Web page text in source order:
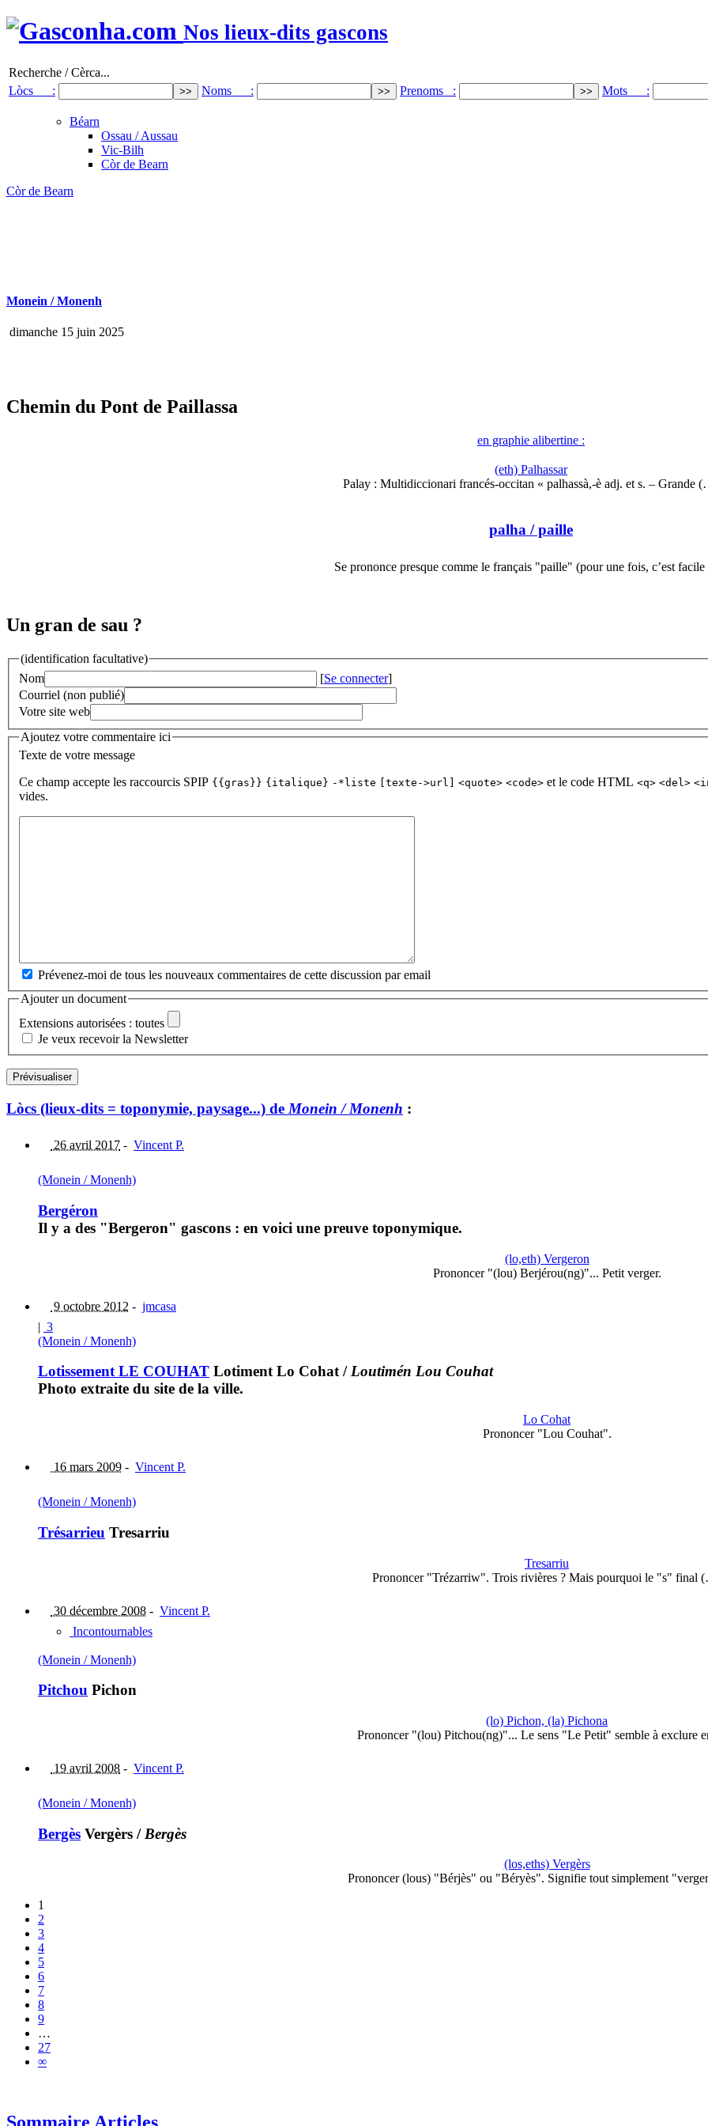
Nos lieux-dits gascons
Recherche / Cèrca...
Lòcs :
Noms : Prenoms : Mots :
Béarn
Ossau / Aussau
Vic-Bilh
Còr de Bearn
Còr de Bearn
Monein / Monenh
dimanche 15 juin 2025
Chemin du Pont de Paillassa
en graphie alibertine :
(eth) Palhassar
Palay : Multidiccionari francés-occitan « palhassà,-è adj. et s. – Grande
palha / paille
Se prononce presque comme le français "paille" (pour une fois, c’est
Un gran de sau ?
(identification facultative)
Nom
[Se connecter]
Courriel (non publié)
Votre site web
Ajoutez votre commentaire ici
Texte de votre message
Ce champ accepte les raccourcis SPIP {{gras}} {italique} -*liste [texte->url] <quote> <code> et le code HTML <q> <del>
vides.
Prévenez-moi de tous les nouveaux commentaires de cette discussion par email
Ajouter un document
Extensions autorisées : toutes
Je veux recevoir la Newsletter
Lòcs (lieux-dits = toponymie, paysage...) de Monein / Monenh :
26 avril 2017 - Vincent P.
(Monein / Monenh)
Bergéron
Il y a des "Bergeron" gascons : en voici une preuve toponymique.
(lo,eth) Vergeron
Prononcer "(lou) Berjérou(ng)"... Petit verger.
9 octobre 2012 - jmcasa
| 3
(Monein / Monenh)
Lotissement LE COUHAT Lotiment Lo Cohat/Loutimén Lou Couhat
Photo extraite du site de la ville.
Lo Cohat
Prononcer "Lou Couhat".
16 mars 2009 - Vincent P.
(Monein / Monenh)
Trésarrieu Tresarriu
Tresarriu
Prononcer "Trézarriw". Trois rivières ? Mais pourquoi le "s" final
30 décembre 2008 - Vincent P.
Incontournables
(Monein / Monenh)
Pitchou Pichon
(lo) Pichon, (la) Pichona
Prononcer "(lou) Pitchou(ng)"... Le sens "Le Petit" semble à exclure
19 avril 2008 - Vincent P.
(Monein / Monenh)
Bergès Vergèrs / Bergès
(los,eths) Vergèrs
Prononcer (lous) "Bérjès" ou "Béryès". Signifie tout simplement
1
2
3
4
5
6
7
8
9
…
27
∞